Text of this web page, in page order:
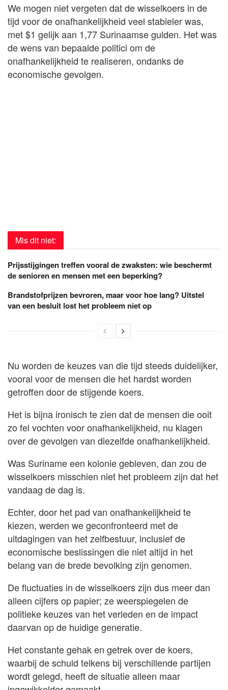
We mogen niet vergeten dat de wisselkoers in de
tijd voor de onafhankelijkheid veel stabieler was,
met $1 gelijk aan 1,77 Surinaamse gulden. Het was
de wens van bepaalde politici om de
onafhankelijkheid te realiseren, ondanks de
economische gevolgen.
Mis dit niet:
Prijsstijgingen treffen vooral de zwaksten: wie beschermt
de senioren en mensen met een beperking?
Brandstofprijzen bevroren, maar voor hoe lang? Uitstel
van een besluit lost het probleem niet op
Nu worden de keuzes van die tijd steeds duidelijker,
vooral voor de mensen die het hardst worden
getroffen door de stijgende koers.
Het is bijna ironisch te zien dat de mensen die ooit
zo fel vochten voor onafhankelijkheid, nu klagen
over de gevolgen van diezelfde onafhankelijkheid.
Was Suriname een kolonie gebleven, dan zou de
wisselkoers misschien niet het probleem zijn dat het
vandaag de dag is.
Echter, door het pad van onafhankelijkheid te
kiezen, werden we geconfronteerd met de
uitdagingen van het zelfbestuur, inclusief de
economische beslissingen die niet altijd in het
belang van de brede bevolking zijn genomen.
De fluctuaties in de wisselkoers zijn dus meer dan
alleen cijfers op papier; ze weerspiegelen de
politieke keuzes van het verleden en de impact
daarvan op de huidige generatie.
Het constante gehak en getrek over de koers,
waarbij de schuld telkens bij verschillende partijen
wordt gelegd, heeft de situatie alleen maar